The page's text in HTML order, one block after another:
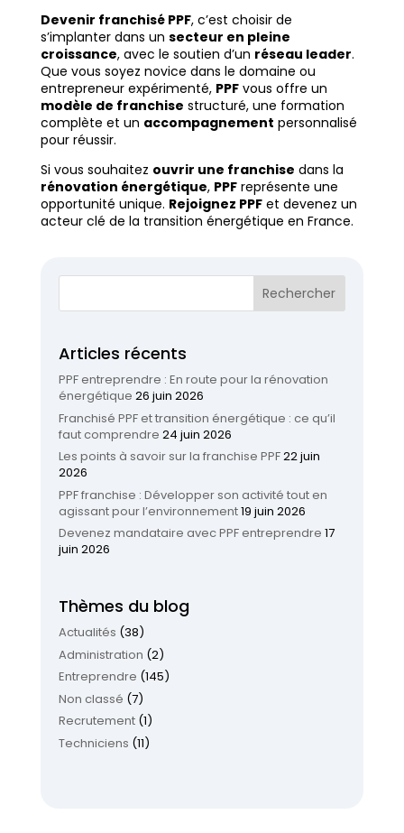
Devenir franchisé PPF, c’est choisir de
s’implanter dans un secteur en pleine
croissance, avec le soutien d’un réseau leader.
Que vous soyez novice dans le domaine ou
entrepreneur expérimenté, PPFvous offre un
modèle de franchise structuré, une formation
complète et un accompagnement personnalisé
pour réussir.
Si vous souhaitez ouvrir une franchise dans la
rénovation énergétique, PPFreprésente une
opportunité unique. Rejoignez PPFet devenez un
acteur clé de la transition énergétique en France.
Articles récents
PPF entreprendre : En route pour la rénovation
énergétique 26 juin 2026
Franchisé PPF et transition énergétique : ce qu’il
faut comprendre 24 juin 2026
Les points à savoir sur la franchise PPF22 juin
2026
PPF franchise : Développer son activité tout en
agissant pour l’environnement19 juin 2026
Devenez mandataire avec PPF entreprendre 17
juin 2026
Thèmes du blog
Actualités (38)
Administration (2)
Entreprendre (145)
Non classé (7)
Recrutement(1)
Techniciens (11)